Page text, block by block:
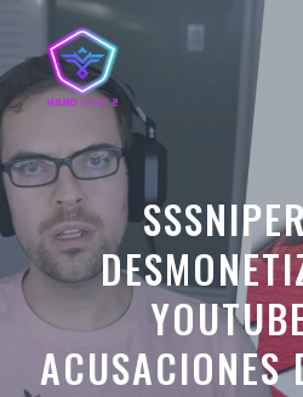
contenido
ACUSACIONES